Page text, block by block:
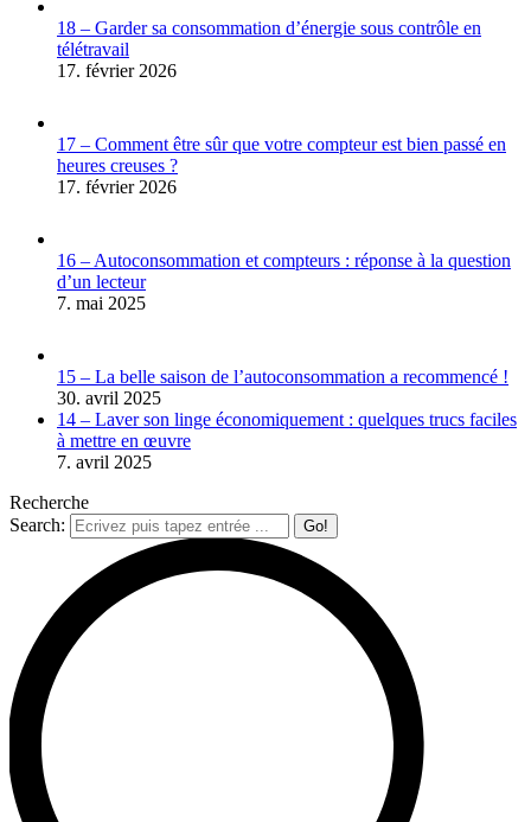
18 – Garder sa consommation d’énergie sous contrôle en
télétravail
17. février 2026
17 – Comment être sûr que votre compteur est bien passé en
heures creuses ?
17. février 2026
16 – Autoconsommation et compteurs : réponse à la question
d’un lecteur
7. mai 2025
15 – La belle saison de l’autoconsommation a recommencé !
30. avril 2025
14 – Laver son linge économiquement : quelques trucs faciles
à mettre en œuvre
7. avril 2025
Recherche
Search: